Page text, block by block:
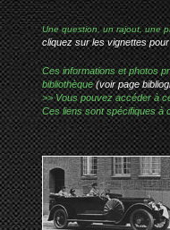
Une question, un rajout, une
cliquez sur les vignettes
Ces informations et photos
bibliothèque(voir page
>> Vous pouvez accéder à
Ces liens sont spécifiques à